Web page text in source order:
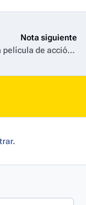
Nota siguiente
Venganza, la película de acción más ambiciosa de Amazon MGM Studios en México, llega a Prime Video este 17 de abril